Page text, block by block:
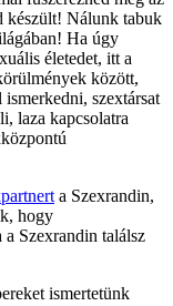
készült! Nálunk tabuk
Ha úgy
életedet, itt a
között,
szextársat
laza kapcsolatra
a Szexrandin,
hogy
Szexrandin találsz
ismertetünk